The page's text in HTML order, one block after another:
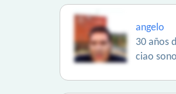
angelo
30 años
ciao